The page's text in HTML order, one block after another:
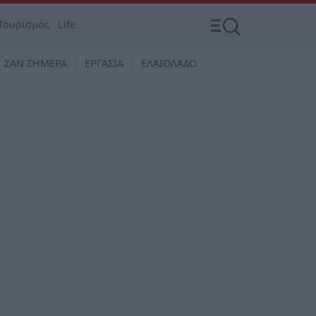
Life
ΣΑΝ ΣΗΜΕΡΑ ΕΡΓΑΣΙΑ ΕΛΑΙΟΛΑΔΟ